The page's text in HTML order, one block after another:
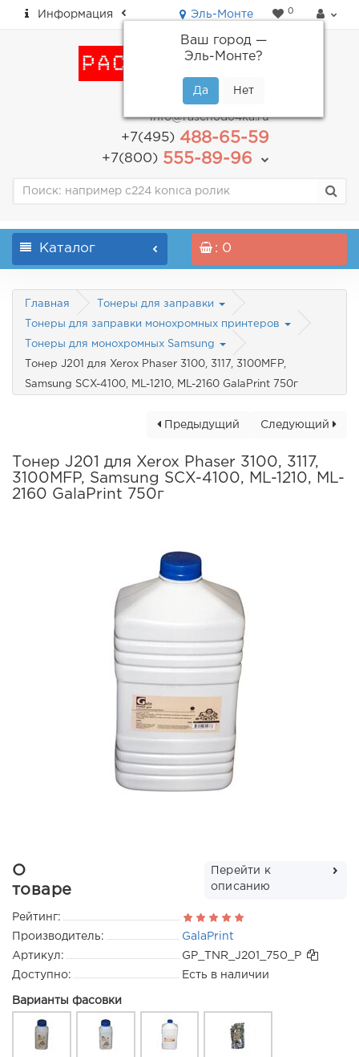
Информация Эль-Монте
Ваш город —
Эль-Монте?
0
пн-пт: с 9.00 до 18.00
info@raschodo4ka.ru
+7(495)488-65-59
+7(800)555-89-96
Каталог : 0
Главная Тонеры для заправки
Тонеры для заправки монохромных принтеров
Тонеры для монохромных Samsung
Тонер J201 для Xerox Phaser 3100, 3117, 3100MFP,
Samsung SCX-4100, ML-1210, ML-2160 GalaPrint 750г
Следующий
Предыдущий
Тонер J201 для Xerox Phaser 3100, 3117,
3100MFP, Samsung SCX-4100, ML-1210, ML-
2160 GalaPrint 750г
О
товаре
Перейти к
описанию
Рейтинг:
Производитель:
GalaPrint
Артикул:
GP_TNR_J201_750_P
Доступно:
Есть в наличии
Варианты фасовки